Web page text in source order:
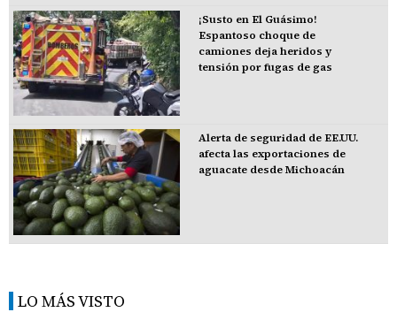
¡Susto en El Guásimo!
Espantoso choque de
camiones deja heridos y
tensión por fugas de gas
Alerta de seguridad de EE.UU.
afecta las exportaciones de
aguacate desde Michoacán
LO MÁS VISTO